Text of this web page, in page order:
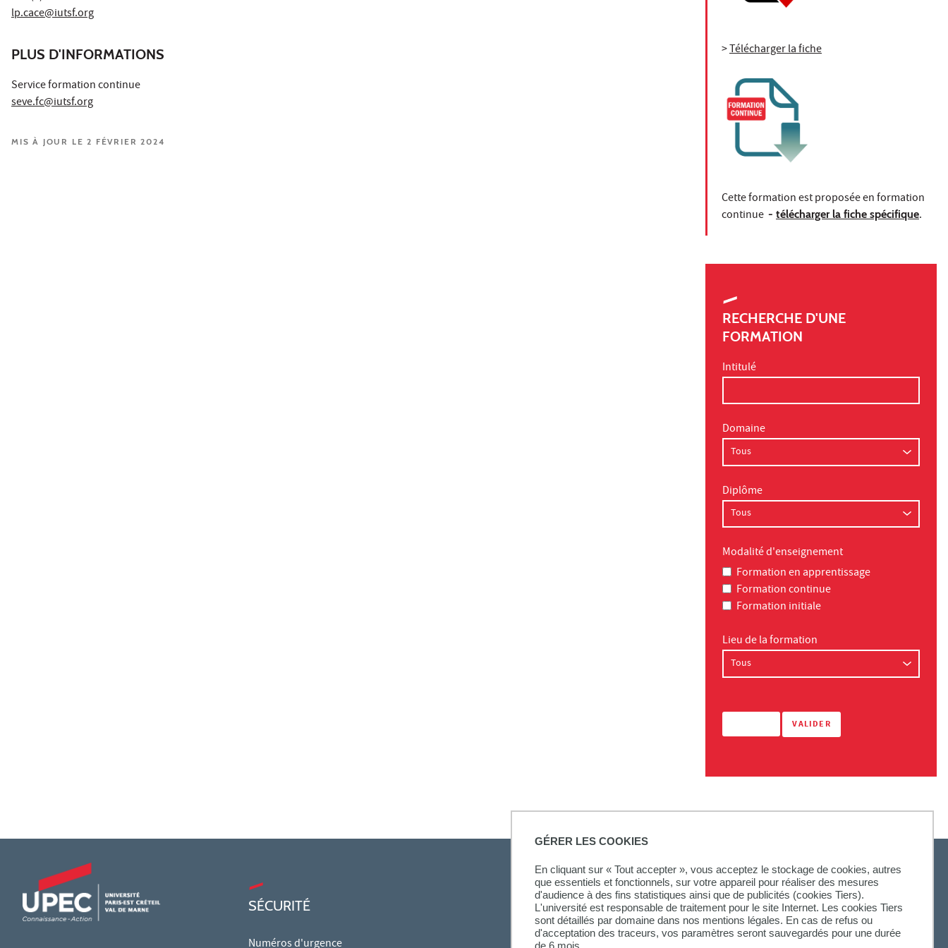
GÉRER LES COOKIES
En cliquant sur « Tout accepter », vous acceptez le stockage de cookies, autres
que essentiels et fonctionnels, sur votre appareil pour réaliser des mesures
d'audience à des fins statistiques ainsi que de publicités (cookies Tiers).
L'université est responsable de traitement pour le site Internet. Les cookies Tiers
sont détaillés par domaine dans nos mentions légales. En cas de refus ou
d'acceptation des traceurs, vos paramètres seront sauvegardés pour une durée
de 6 mois.
lp.cace@iutsf.org
PLUS D'INFORMATIONS
Service formation continue
seve.fc@iutsf.org
MIS À JOUR LE 2 FÉVRIER 2024
>Télécharger la fiche
Cette formation est proposée en formation
continue - télécharger la fiche spécifique.
RECHERCHE D'UNE
FORMATION
Intitulé
Domaine
Diplôme
Modalité d'enseignement
Formation en apprentissage
Formation continue
Formation initiale
Lieu de la formation
SÉCURITÉ
Numéros d'urgence
SUIVEZ-NOUS